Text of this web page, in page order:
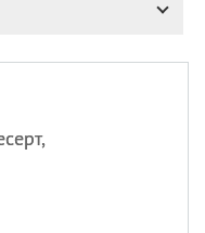
Дымняшки